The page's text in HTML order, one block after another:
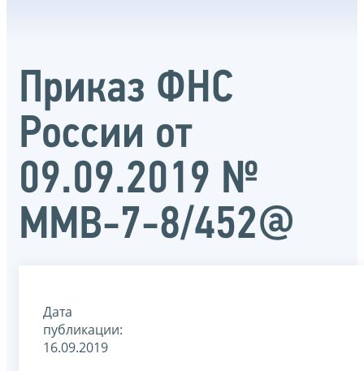
Приказ ФНС
России от
09.09.2019 №
ММВ-7-8/452@
Дата
публикации:
16.09.2019